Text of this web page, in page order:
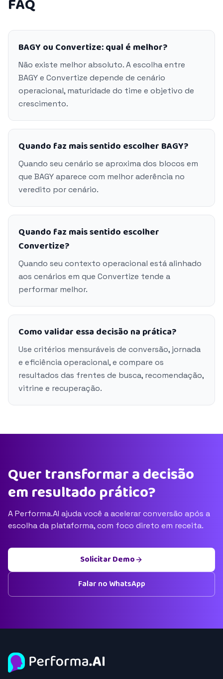
FAQ
BAGY ou Convertize: qual é melhor?
Não existe melhor absoluto. A escolha entre
BAGY e Convertize depende de cenário
operacional, maturidade do time e objetivo de
crescimento.
Quando faz mais sentido escolher BAGY?
Quando seu cenário se aproxima dos blocos em
que BAGY aparece com melhor aderência no
veredito por cenário.
Quando faz mais sentido escolher
Convertize?
Quando seu contexto operacional está alinhado
aos cenários em que Convertize tende a
performar melhor.
Como validar essa decisão na prática?
Use critérios mensuráveis de conversão, jornada
e eficiência operacional, e compare os
resultados das frentes de busca, recomendação,
vitrine e recuperação.
Quer transformar a decisão
em resultado prático?
A Performa.AI ajuda você a acelerar conversão após a
escolha da plataforma, com foco direto em receita.
Solicitar Demo
Falar no WhatsApp